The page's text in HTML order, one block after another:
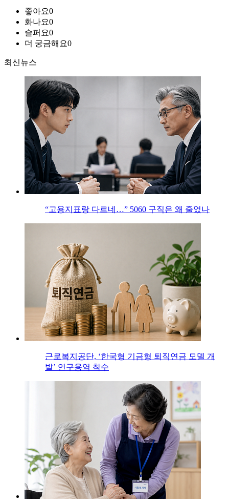
좋아요0
화나요0
슬퍼요0
더 궁금해요0
최신뉴스
“고용지표랑 다르네…” 5060 구직은 왜 줄었나
근로복지공단, ‘한국형 기금형 퇴직연금 모델 개
발’ 연구용역 착수